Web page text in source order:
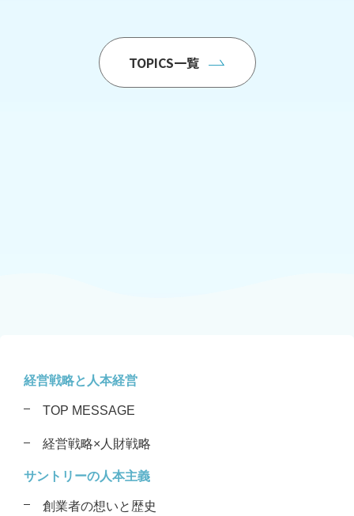
TOPICS一覧
経営戦略と人本経営
TOP MESSAGE
経営戦略×人財戦略
サントリーの人本主義
創業者の想いと歴史